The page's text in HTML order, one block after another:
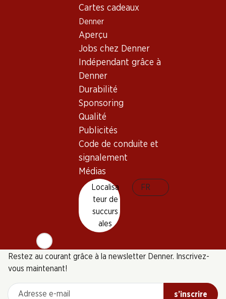
Cartes cadeaux
Denner
Aperçu
Jobs chez Denner
Indépendant grâce à
Denner
Durabilité
Sponsoring
Qualité
Publicités
Code de conduite et
signalement
Médias
Localisa
teur de
succurs
ales
FR
Zonnewyn Chenin Blanc
Sommelier Selection
Haut de la page
Newsletter
Restez au courant grâce à la newsletter Denner. Inscrivez-
vous maintenant!
Adresse e-mail
s’inscrire